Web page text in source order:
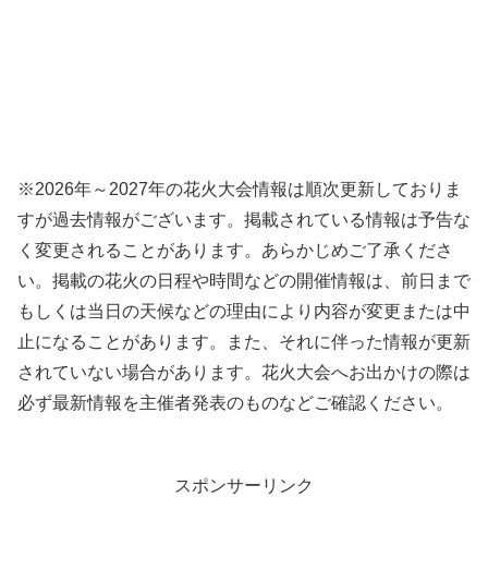
※2026年～2027年の花火大会情報は順次更新しておりま
すが過去情報がございます。掲載されている情報は予告な
く変更されることがあります。あらかじめご了承くださ
い。掲載の花火の日程や時間などの開催情報は、前日まで
もしくは当日の天候などの理由により内容が変更または中
止になることがあります。また、それに伴った情報が更新
されていない場合があります。花火大会へお出かけの際は
必ず最新情報を主催者発表のものなどご確認ください。
スポンサーリンク